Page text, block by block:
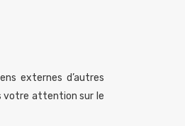
externes d’autres
votre attention sur le